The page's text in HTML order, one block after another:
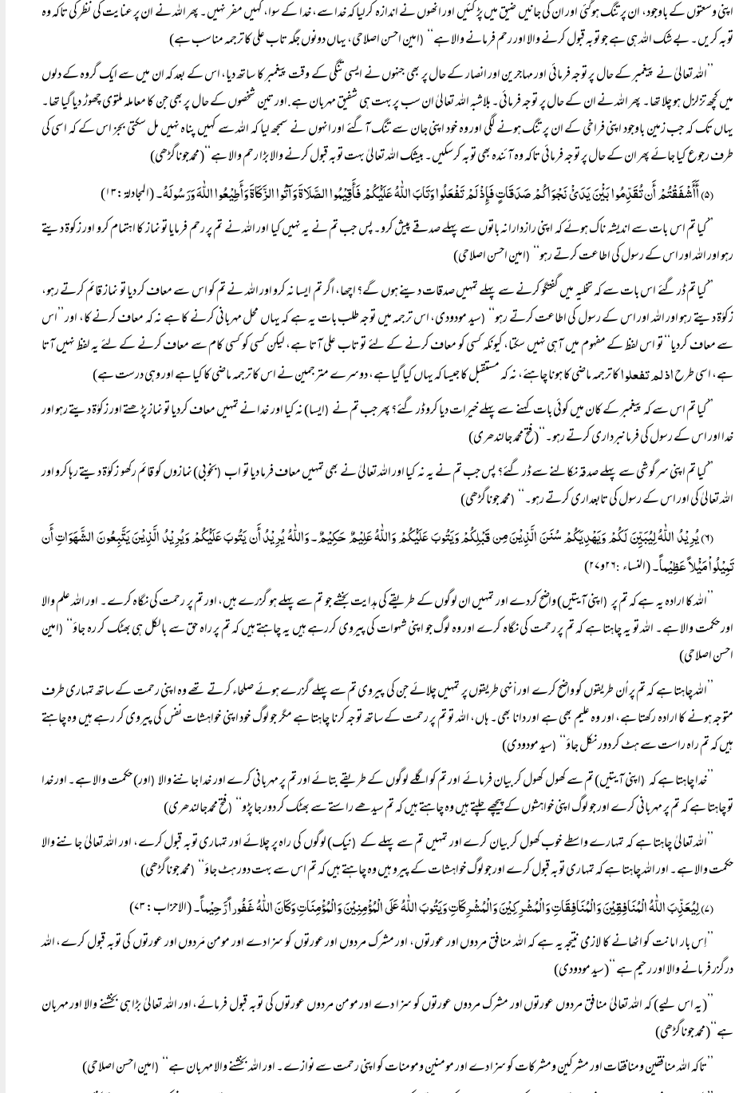
اپنی وسعتوں کے باوجود، ان پر تنگ ہوگئی اور ان کی جانیں ضیق میں پڑ گئیں اور انھوں نے اندازہ کرلیا کہ خدا سے، خدا کے سوا، کہیں مفر نہیں۔ پھر اللہ نے ان پر عنایت کی نظر کی تاکہ وہ
توبہ کریں۔ بے شک اللہ ہی ہے جو توبہ قبول کرنے والا اور رحم فرمانے والا ہے‘‘ (امین احسن اصلاحی، یہاں دونوں جگہ تاب علی کا ترجمہ مناسب ہے)
’’اللہ تعالیٰ نے پیغمبر کے حال پر توجہ فرمائی اور مہاجرین اور انصار کے حال پر بھی جنہوں نے ایسی تنگی کے وقت پیغمبر کا ساتھ دیا، اس کے بعد کہ ان میں سے ایک گروہ کے دلوں
میں کچھ تزلزل ہو چلا تھا۔ پھر اللہ نے ان کے حال پر توجہ فرمائی۔ بلاشبہ اللہ تعالیٰ ان سب پر بہت ہی شفیق مہربان ہے.اور تین شخصوں کے حال پر بھی جن کا معاملہ ملتوی چھوڑ دیا گیا تھا۔
یہاں تک کہ جب زمین باوجود اپنی فراخی کے ان پر تنگ ہونے لگی اور وہ خود اپنی جان سے تنگ آگئے اور انہوں نے سمجھ لیا کہ اللہ سے کہیں پناہ نہیں مل سکتی بجز اس کے کہ اسی کی
طرف رجوع کیا جائے پھر ان کے حال پر توجہ فرمائی تاکہ وہ آئندہ بھی توبہ کرسکیں۔ بیشک اللہ تعالیٰ بہت توبہ قبول کرنے والا بڑا رحم والا ہے‘‘(محمدجوناگڑھی)
(۵) أَأَشْفَقْتُمْ أَن تُقَدِّمُوا بَیْْنَ یَدَیْْ نَجْوَاکُمْ صَدَقَاتٍ فَإِذْ لَمْ تَفْعَلُوا وَتَابَ اللّٰہُ عَلَیْْکُمْ فَأَقِیْمُوا الصَّلَاۃَ وَآتُوا الزَّکَاۃَ وَأَطِیْعُوا اللّٰہَ وَرَسُولَہُ۔
(المجادلۃ:۱۳)
’’کیا تم اس بات سے اندیشہ ناک ہوئے کہ اپنی رازدارانہ باتوں سے پہلے صدقے پیش کرو۔ پس جب تم نے یہ نہیں کیا اور اللہ نے تم پر رحم فرمایا تو نماز کا اہتمام کرو اور زکوۃ دیتے
رہو اور اللہ اور اس کے رسول کی اطاعت کرتے رہو‘‘ (امین احسن اصلاحی)
’’کیا تم ڈر گئے اس بات سے کہ تخلیہ میں گفتگو کرنے سے پہلے تمہیں صدقات دینے ہوں گے؟ اچھا، اگر تم ایسا نہ کرو اور اللہ نے تم کو اس سے معاف کر دیا تو نماز قائم کرتے رہو،
زکوٰۃ دیتے رہو اور اللہ اور اس کے رسول کی اطاعت کرتے رہو‘‘ (سید مودودی، اس ترجمہ میں توجہ طلب بات یہ ہے کہ یہاں محل مہربانی کرنے کا ہے نہ کہ معاف کرنے کا، اور ’’اس
سے معاف کردیا‘‘ تو اس لفظ کے مفہوم میں آہی نہیں سکتا، کیونکہ کسی کو معاف کرنے کے لئے تو تاب علی آتا ہے، لیکن کسی کو کسی کام سے معاف کرنے کے لئے یہ لفظ نہیں آتا
ہے، اسی طرحاذ لم تفعلواکا ترجمہ ماضی کا ہونا چاہئے، نہ کہ مستقبل کا جیسا کہ یہاں کیا گیا ہے، دوسرے مترجمین نے اس کا ترجمہ ماضی کا کیا ہے اور وہی درست ہے)
’’کیا تم اس سے کہ پیغمبر کے کان میں کوئی بات کہنے سے پہلے خیرات دیا کرو ڈر گئے؟ پھر جب تم نے (ایسا) نہ کیا اور خدا نے تمہیں معاف کردیا تو نماز پڑھتے اور زکوٰۃ دیتے رہو اور
خدا اور اس کے رسول کی فرمانبرداری کرتے رہو۔‘‘(فتح محمد جالندھری)
’’کیا تم اپنی سرگوشی سے پہلے صدقہ نکالنے سے ڈر گئے؟ پس جب تم نے یہ نہ کیا اور اللہ تعالیٰ نے بھی تمہیں معاف فرما دیا تو اب (بخوبی) نمازوں کو قائم رکھو زکوٰۃ دیتے رہا کرو اور
اللہ تعالیٰ کی اور اس کے رسول کی تابعداری کرتے رہو۔‘‘ (محمد جوناگڑھی)
(۶) یُرِیْدُ اللّٰہُ لِیُبَیِّنَ لَکُمْ وَیَہْدِیَکُمْ سُنَنَ الَّذِیْنَ مِن قَبْلِکُمْ وَیَتُوبَ عَلَیْْکُمْ وَاللّٰہُ عَلِیْمٌ حَکِیْمٌ۔ وَاللّٰہُ یُرِیْدُ أَن یَتُوبَ عَلَیْْکُمْ وَیُرِیْدُ الَّذِیْنَ یَتَّبِعُونَ الشَّہَوَاتِ أَن
تَمِیْلُواْ مَیْْلاً عَظِیْماً۔(النساء :۲۶و۲۷)
’’اللہ کا ارادہ یہ ہے کہ تم پر(اپنی آیتیں) واضح کردے اور تمہیں ان لوگوں کے طریقے کی ہدایت بخشے جو تم سے پہلے ہو گزرے ہیں، اور تم پر رحمت کی نگاہ کرے۔ اور اللہ علم والا
اور حکمت والا ہے۔ اللہ تو یہ چاہتا ہے کہ تم پر رحمت کی نگاہ کرے اور وہ لوگ جو اپنی شہوات کی پیروی کررہے ہیں یہ چاہتے ہیں کہ تم پر راہ حق سے بالکل ہی بھٹک کر رہ جاؤ‘‘ (امین
احسن اصلاحی)
’’اللہ چاہتا ہے کہ تم پر اُن طریقوں کو واضح کرے اور اْنہی طریقوں پر تمہیں چلائے جن کی پیروی تم سے پہلے گزرے ہوئے صلحاء کرتے تھے وہ اپنی رحمت کے ساتھ تمہاری طرف
متوجہ ہونے کا ارادہ رکھتا ہے، اور وہ علیم بھی ہے اور دانا بھی۔ ہاں، اللہ تو تم پر رحمت کے ساتھ توجہ کرنا چاہتا ہے مگر جو لوگ خود اپنی خواہشات نفس کی پیروی کر رہے ہیں وہ چاہتے
ہیں کہ تم راہ راست سے ہٹ کر دور نکل جاؤ‘‘ (سید مودودی)
’’خدا چاہتا ہے کہ (اپنی آیتیں) تم سے کھول کھول کر بیان فرمائے اور تم کو اگلے لوگوں کے طریقے بتائے اور تم پر مہربانی کرے اور خدا جاننے والا(اور) حکمت والا ہے۔ اور خدا
تو چاہتا ہے کہ تم پر مہربانی کرے اور جو لوگ اپنی خواہشوں کے پیچھے چلتے ہیں وہ چاہتے ہیں کہ تم سیدھے راستے سے بھٹک کر دور جا پڑو‘‘ (فتح محمدجالندھری)
’’اللہ تعالیٰ چاہتا ہے کہ تمہارے واسطے خوب کھول کر بیان کرے اور تمہیں تم سے پہلے کے (نیک) لوگوں کی راہ پر چلائے اور تمہاری توبہ قبول کرے، اور اللہ تعالیٰ جاننے والا
حکمت والا ہے۔ اور اللہ چاہتا ہے کہ تمہاری توبہ قبول کرے اور جو لوگ خواہشات کے پیرو ہیں وہ چاہتے ہیں کہ تم اس سے بہت دور ہٹ جاؤ‘‘ (محمد جوناگڑھی)
(۷) لِیُعَذِّبَ اللّٰہُ الْمُنَافِقِیْنَ وَالْمُنَافِقَاتِ وَالْمُشْرِکِیْنَ وَالْمُشْرِکَاتِ وَیَتُوبَ اللّٰہُ عَلَی الْمُؤْمِنِیْنَ وَالْمُؤْمِنَاتِ وَکَانَ اللّٰہُ غَفُوراً رَّحِیْماً۔
(الاحزاب: ۷۳)
’’اِس بار امانت کو اٹھانے کا لازمی نتیجہ یہ ہے کہ اللہ منافق مردوں اور عورتوں، اور مشرک مردوں اور عورتوں کو سزا دے اور مومن مَردوں اور عورتوں کی توبہ قبول کرے، اللہ
درگزر فرمانے والا اور رحیم ہے ‘‘(سید مودودی)
’’(یہ اس لیے) کہ اللہ تعالیٰ منافق مردوں عورتوں اور مشرک مردوں عورتوں کو سزا دے اور مومن مردوں عورتوں کی توبہ قبول فرمائے، اور اللہ تعالیٰ بڑا ہی بخشنے والا اور مہربان
ہے‘‘(محمد جوناگڑھی)
’’تاکہ اللہ منافقین ومنافقات اور مشرکین ومشرکات کو سزا دے اور مومنین ومومنات کو اپنی رحمت سے نوازے۔ اور اللہ بخشنے والا مہربان ہے‘‘ (امین احسن اصلاحی)